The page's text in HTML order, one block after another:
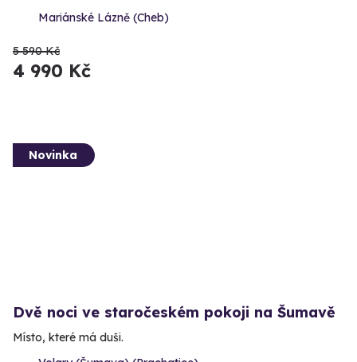
Mariánské Lázně (Cheb)
5 590 Kč
4 990 Kč
Novinka
Dvě noci ve staročeském pokoji na Šumavě
Místo, které má duši.